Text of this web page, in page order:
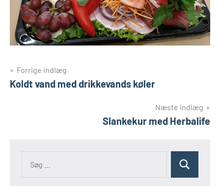
Indlægsnavigation
Forrige indlæg
Koldt vand med drikkevands køler
Næste indlæg
Slankekur med Herbalife